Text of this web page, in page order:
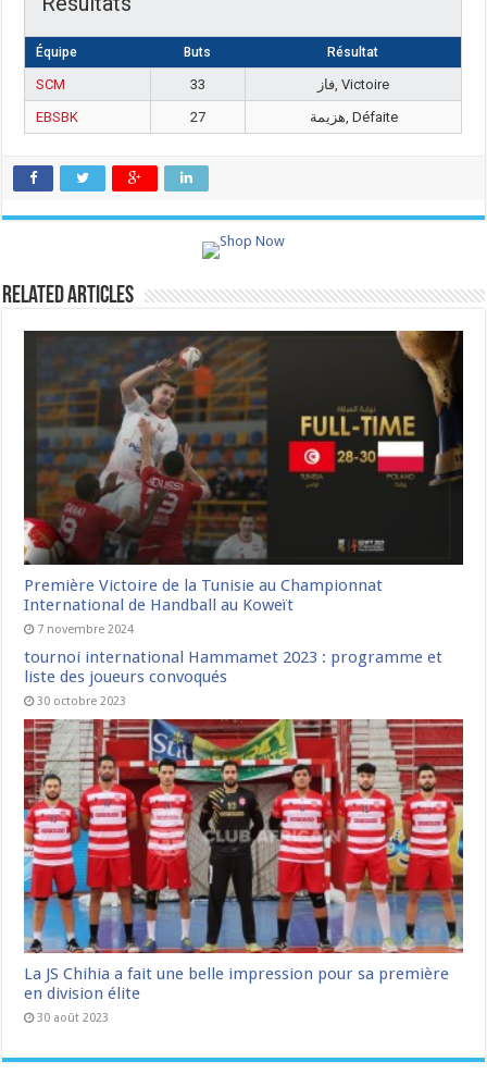
Équipe Buts Résultat
SCM 33
فاز, Victoire
EBSBK
27 هزيمة, Défaite
Related Articles
Première Victoire de la Tunisie au Championnat
International de Handball au Koweït
7 novembre 2024
tournoi international Hammamet 2023 : programme et
liste des joueurs convoqués
30 octobre 2023
La JS Chihia a fait une belle impression pour sa première
en division élite
30 août 2023